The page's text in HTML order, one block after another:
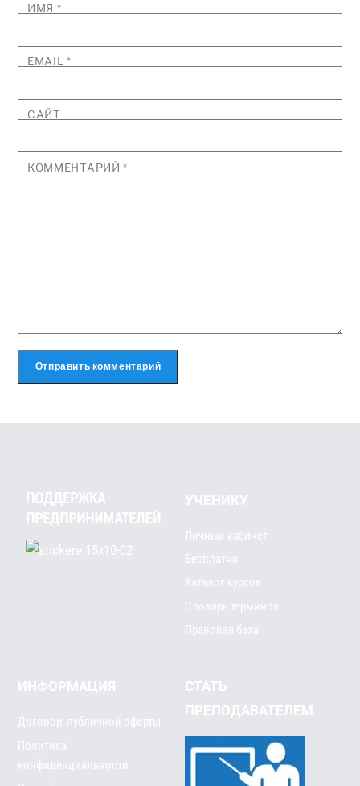
ИМЯ *
EMAIL *
САЙТ
КОММЕНТАРИЙ *
ПОДДЕРЖКА
ПРЕДПРИНИМАТЕЛЕЙ
УЧЕНИКУ
Личный кабинет
Бесплатно
Каталог курсов
Словарь терминов
Правовая база
ИНФОРМАЦИЯ
Договор публичной оферты
Политика
конфиденциальности
СТАТЬ
ПРЕПОДАВАТЕЛЕМ